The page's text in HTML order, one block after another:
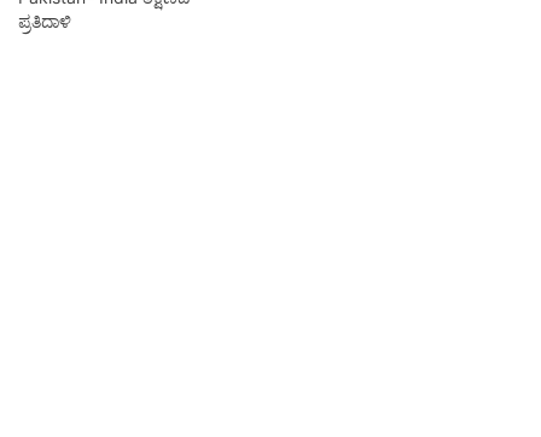
ಪ್ರತಿದಾಳಿ